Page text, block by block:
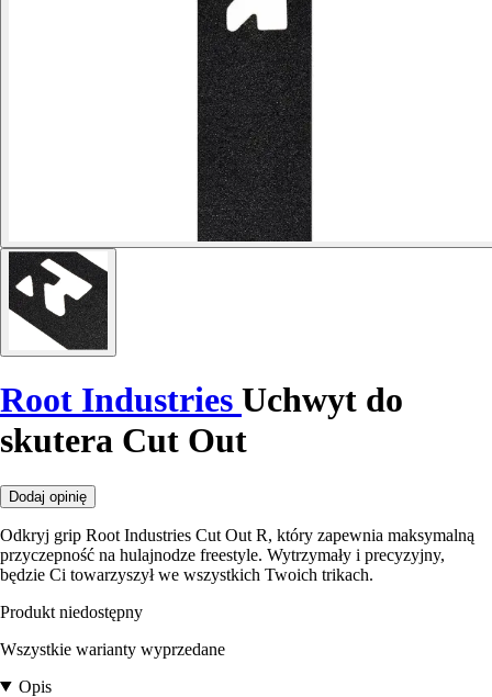
Root Industries Uchwyt do
skutera Cut Out
Dodaj opinię
Odkryj grip Root Industries Cut Out R, który zapewnia maksymalną
przyczepność na hulajnodze freestyle. Wytrzymały i precyzyjny,
będzie Ci towarzyszył we wszystkich Twoich trikach.
Produkt niedostępny
Wszystkie warianty wyprzedane
Opis